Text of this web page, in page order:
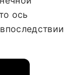
ось